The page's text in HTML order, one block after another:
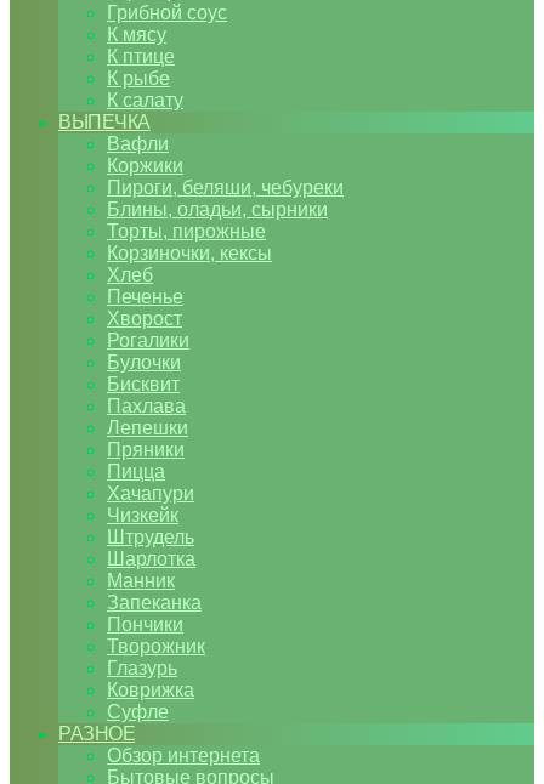
Грибной соус
К мясу
К птице
К рыбе
К салату
ВЫПЕЧКА
Вафли
Коржики
Пироги, беляши, чебуреки
Блины, оладьи, сырники
Торты, пирожные
Корзиночки, кексы
Хлеб
Печенье
Хворост
Рогалики
Булочки
Бисквит
Пахлава
Лепешки
Пряники
Пицца
Хачапури
Чизкейк
Штрудель
Шарлотка
Манник
Запеканка
Пончики
Творожник
Глазурь
Коврижка
Суфле
РАЗНОЕ
Обзор интернета
Бытовые вопросы